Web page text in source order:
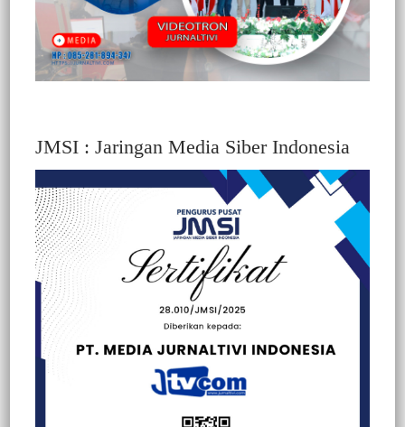
JMSI : Jaringan Media Siber Indonesia